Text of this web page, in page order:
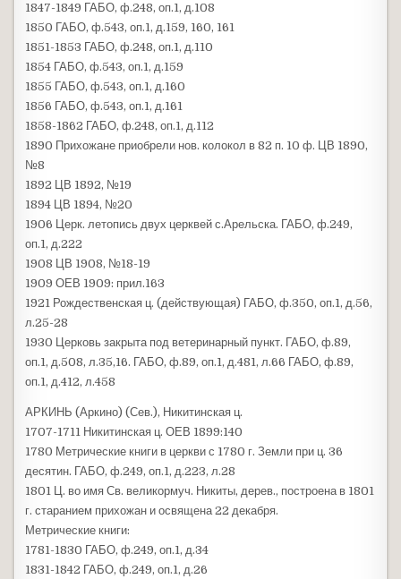
1847-1849 ГАБО, ф.248, оп.1, д.108
1850 ГАБО, ф.543, оп.1, д.159, 160, 161
1851-1853 ГАБО, ф.248, оп.1, д.110
1854 ГАБО, ф.543, оп.1, д.159
1855 ГАБО, ф.543, оп.1, д.160
1856 ГАБО, ф.543, оп.1, д.161
1858-1862 ГАБО, ф.248, оп.1, д.112
1890 Прихожане приобрели нов. колокол в 82 п. 10 ф. ЦВ 1890,
№8
1892 ЦВ 1892, №19
1894 ЦВ 1894, №20
1906 Церк. летопись двух церквей с.Арельска. ГАБО, ф.249,
оп.1, д.222
1908 ЦВ 1908, №18-19
1909 ОЕВ 1909: прил.163
1921 Рождественская ц. (действующая) ГАБО, ф.350, оп.1, д.56,
л.25-28
1930 Церковь закрыта под ветеринарный пункт. ГАБО, ф.89,
оп.1, д.508, л.35,16. ГАБО, ф.89, оп.1, д.481, л.66 ГАБО, ф.89,
оп.1, д.412, л.458
АРКИНЬ (Аркино) (Сев.), Никитинская ц.
1707-1711 Никитинская ц. ОЕВ 1899:140
1780 Метрические книги в церкви с 1780 г. Земли при ц. 36
десятин. ГАБО, ф.249, оп.1, д.223, л.28
1801 Ц. во имя Св. великормуч. Никиты, дерев., построена в 1801
г. старанием прихожан и освящена 22 декабря.
Метрические книги:
1781-1830 ГАБО, ф.249, оп.1, д.34
1831-1842 ГАБО, ф.249, оп.1, д.26